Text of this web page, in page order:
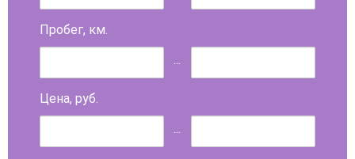
Пробег, км.
...
Цена, руб.
...